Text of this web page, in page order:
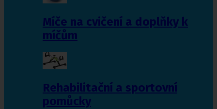
Míče na cvičení a doplňky k
míčům
Rehabilitační a sportovní
pomůcky